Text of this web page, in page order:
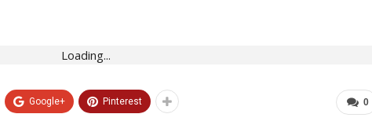
Loading...
0
Google+ Pinterest